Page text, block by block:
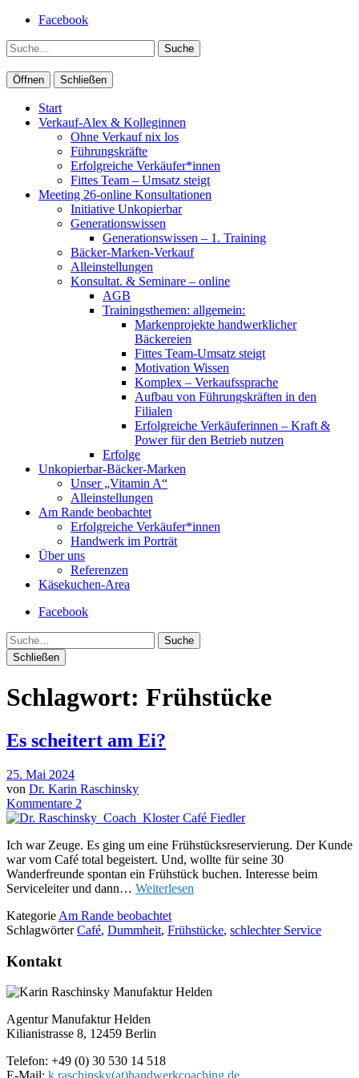
Facebook
Suche
Öffnen Schließen
Start
Verkauf-Alex & Kolleginnen
Ohne Verkauf nix los
Führungskräfte
Erfolgreiche Verkäufer*innen
Fittes Team – Umsatz steigt
Meeting 26-online Konsultationen
Initiative Unkopierbar
Generationswissen
Generationswissen – 1. Training
Bäcker-Marken-Verkauf
Alleinstellungen
Konsultat. & Seminare – online
AGB
Trainingsthemen: allgemein:
Markenprojekte handwerklicher
Bäckereien
Fittes Team-Umsatz steigt
Motivation Wissen
Komplex – Verkaufssprache
Aufbau von Führungskräften in den
Filialen
Erfolgreiche Verkäuferinnen – Kraft &
Power für den Betrieb nutzen
Erfolge
Unkopierbar-Bäcker-Marken
Unser „Vitamin A“
Alleinstellungen
Am Rande beobachtet
Erfolgreiche Verkäufer*innen
Handwerk im Porträt
Über uns
Referenzen
Käsekuchen-Area
Facebook
Suche
Schließen
Schlagwort: Frühstücke
Es scheitert am Ei?
25. Mai 2024
von Dr. Karin Raschinsky
Kommentare 2
Ich war Zeuge. Es ging um eine Frühstücksreservierung. Der Kunde
war vom Café total begeistert. Und, wollte für seine 30
Wanderfreunde spontan ein Frühstück buchen. Interesse beim
Serviceleiter und dann… Weiterlesen
Kategorie Am Rande beobachtet
SchlagwörterCafé, Dummheit, Frühstücke, schlechter Service
Kontakt
Agentur Manufaktur Helden
Kilianistrasse 8, 12459 Berlin
Telefon: +49 (0) 30 530 14 518